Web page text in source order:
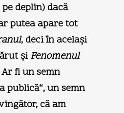
deplin) dacă
putea apare tot
, deci în acelaşi
şiFenomenul
Ar fi un semn
publică“, un semn
că am